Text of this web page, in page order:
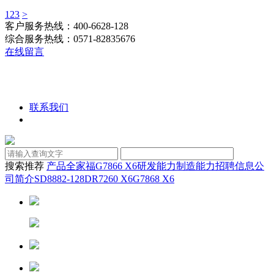
1 23 >
客户服务热线：400-6628-128
综合服务热线：0571-82835676
在线留言
联系我们
搜索推荐 产品全家福G7866 X6研发能力制造能力招聘信息公
司简介SD8882-128DR7260 X6G7868 X6